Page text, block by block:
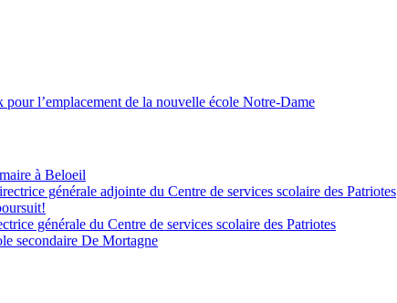
l’emplacement de la nouvelle école Notre-Dame
à Beloeil
générale adjointe du Centre de services scolaire des Patriotes
générale du Centre de services scolaire des Patriotes
secondaire De Mortagne